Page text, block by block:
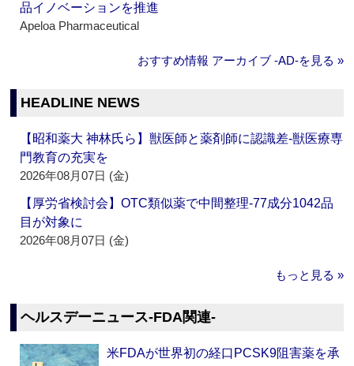
品イノベーションを推進
Apeloa Pharmaceutical
おすすめ情報 アーカイブ ‐AD‐を見る »
HEADLINE NEWS
【昭和薬大 神林氏ら】獣医師と薬剤師に認識差‐獣医療専
門教育の充実を
2026年08月07日 (金)
【厚労省検討会】OTC類似薬で中間整理‐77成分1042品
目が対象に
2026年08月07日 (金)
もっと見る »
ヘルスデーニュース‐FDA関連‐
米FDAが世界初の経口PCSK9阻害薬を承